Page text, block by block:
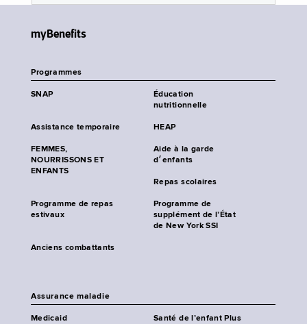
myBenefits
Programmes
SNAP
Éducation
nutritionnelle
Assistance temporaire HEAP
FEMMES,
NOURRISSONS ET
ENFANTS
Aide à la garde
d׳enfants
Repas scolaires
Programme de repas
estivaux
Programme de
supplément de l’État
de New York SSI
Anciens combattants
Assurance maladie
Medicaid
Santé de l’enfant Plus